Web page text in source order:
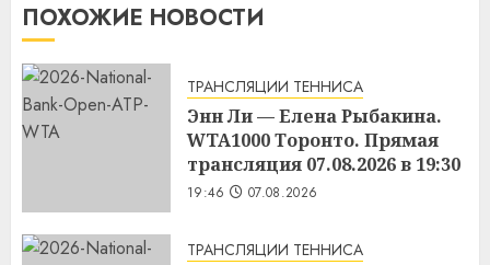
ПОХОЖИЕ НОВОСТИ
ТРАНСЛЯЦИИ ТЕННИСА
Энн Ли — Елена Рыбакина.
WTA1000 Торонто. Прямая
трансляция 07.08.2026 в 19:30
19:46 07.08.2026
ТРАНСЛЯЦИИ ТЕННИСА